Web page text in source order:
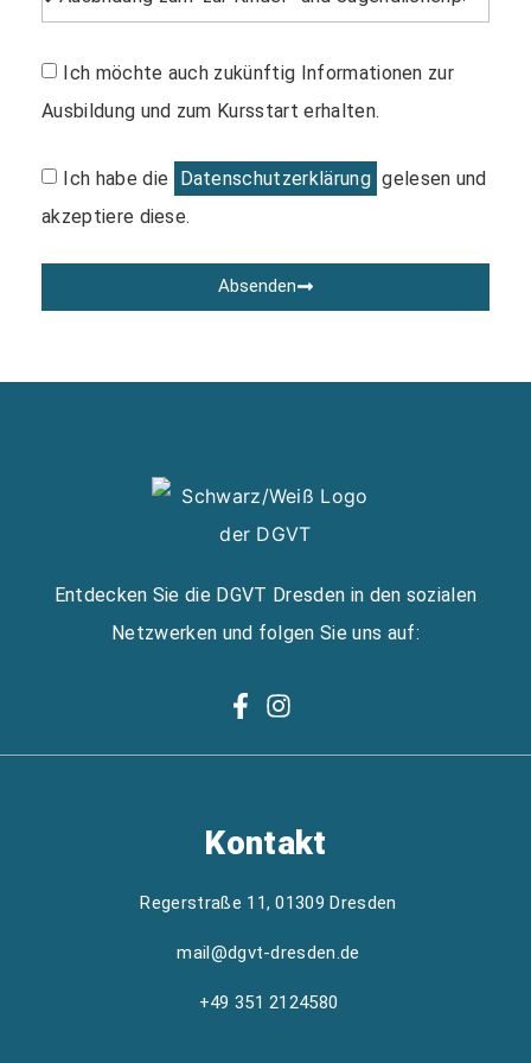
Ich möchte auch zukünftig Informationen zur
Ausbildung und zum Kursstart erhalten.
Ich habe die Datenschutzerklärung gelesen und
akzeptiere diese.
Absenden
Entdecken Sie die DGVT Dresden in den sozialen
Netzwerken und folgen Sie uns auf:
Kontakt
Regerstraße 11, 01309 Dresden
mail@dgvt-dresden.de
+49 351 2124580